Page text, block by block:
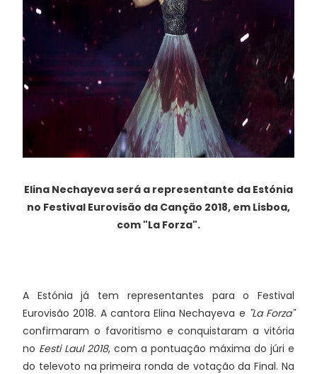
Elina Nechayeva será a representante da Estónia
no Festival Eurovisão da Canção 2018, em Lisboa,
com "La Forza".
A Estónia já tem representantes para o Festival
Eurovisão 2018. A cantora Elina Nechayeva e "La Forza"
confirmaram o favoritismo e conquistaram a vitória
no Eesti Laul 2018, com a pontuação máxima do júri e
do televoto na primeira ronda de votação da Final. Na